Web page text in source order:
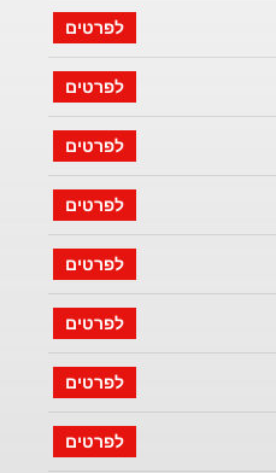
לפרטים
לפרטים
לפרטים
לפרטים
לפרטים
לפרטים
לפרטים
לפרטים